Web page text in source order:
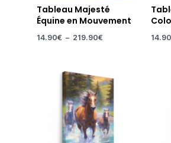
Tableau Majesté
Équine en Mouvement
14.90€ – 219.90€ 14.90
de
prix :
14.90€
à
219.90€